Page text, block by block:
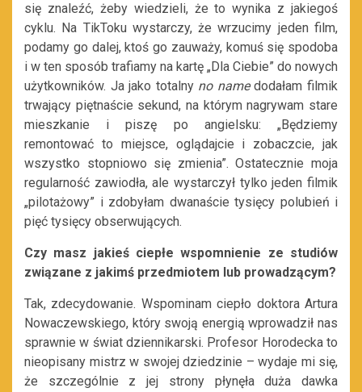
się znaleźć, żeby wiedzieli, że to wynika z jakiegoś
cyklu. Na TikToku wystarczy, że wrzucimy jeden film,
podamy go dalej, ktoś go zauważy, komuś się spodoba
i w ten sposób trafiamy na kartę „Dla Ciebie” do nowych
użytkowników. Ja jako totalny no namedodałam filmik
trwający piętnaście sekund, na którym nagrywam stare
mieszkanie i piszę po angielsku: „Będziemy
remontować to miejsce, oglądajcie i zobaczcie, jak
wszystko stopniowo się zmienia”. Ostatecznie moja
regularność zawiodła, ale wystarczył tylko jeden filmik
„pilotażowy” i zdobyłam dwanaście tysięcy polubień i
pięć tysięcy obserwujących.
Czy masz jakieś ciepłe wspomnienie ze studiów
związane z jakimś przedmiotem lub prowadzącym?
Tak, zdecydowanie. Wspominam ciepło doktora Artura
Nowaczewskiego, który swoją energią wprowadził nas
sprawnie w świat dziennikarski. Profesor Horodecka to
nieopisany mistrz w swojej dziedzinie – wydaje mi się,
że szczególnie z jej strony płynęła duża dawka